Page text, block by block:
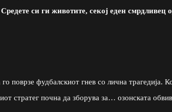
си ги животите, секој еден смрдливец
поврзе фудбалскиот гнев со лична трагедија.
стратег почна да зборува за… озонската